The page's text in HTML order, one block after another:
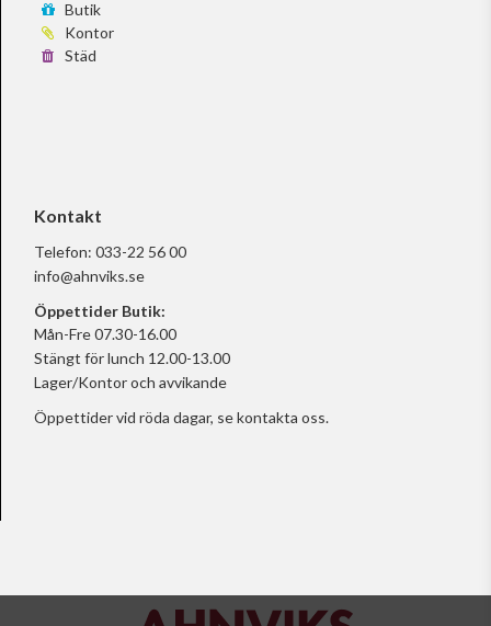
Butik
Kontor
Städ
Kontakt
Telefon: 033-22 56 00
info@ahnviks.se
Öppettider Butik:
Mån-Fre 07.30-16.00
Stängt för lunch 12.00-13.00
Lager/Kontor och avvikande
Öppettider vid röda dagar, sekontakta oss.